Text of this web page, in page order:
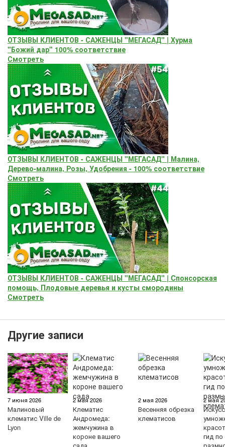
ОТЗЫВЫ КЛИЕНТОВ - САЖЕНЦЫ "МЕГАСАД" | Хурма
"Божий дар" ​100% соответствие
Смотреть
ОТЗЫВЫ КЛИЕНТОВ - САЖЕНЦЫ "МЕГАСАД" | Малина,
Дерево-малина, Розы, Удобрения - 100% соответствие
Смотреть
ОТЗЫВЫ КЛИЕНТОВ - САЖЕНЦЫ "МЕГАСАД" | Cпонсорская
помощь, Плодовые деревья и кусты смородины
Смотреть
Другие записи
7 июня 2026
Малиновый
клематис Ville de
Lyon
2 мая 2026
Клематис
Андромеда:
жемчужина в
короне вашего
сада
2 мая 2026
Весенняя обрезка
клематисов
2 мая
гид по